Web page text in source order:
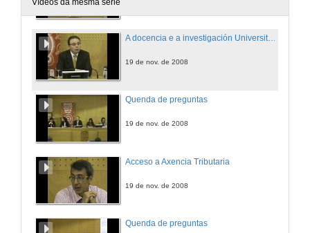
Vídeos da mesma serie
19 de nov. de 2008
Quenda de preguntas
19 de nov. de 2008
Acceso a Axencia Tributaria
19 de nov. de 2008
Quenda de preguntas